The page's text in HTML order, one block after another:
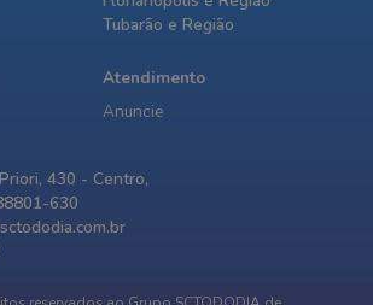
Tubarão e Região
Atendimento
Anuncie
430 - Centro,
630